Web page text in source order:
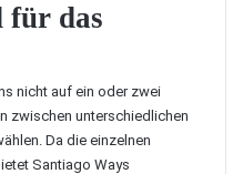
für das
nicht auf ein oder zwei
zwischen unterschiedlichen
Da die einzelnen
Santiago Ways